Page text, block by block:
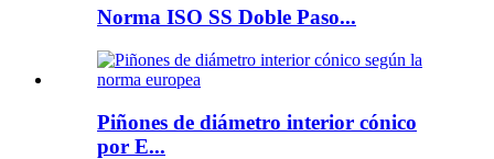
Norma ISO SS Doble Paso...
Piñones de diámetro interior cónico
por E...